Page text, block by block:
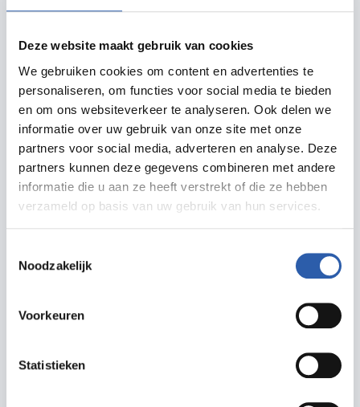
Deze website maakt gebruik van cookies
We gebruiken cookies om content en advertenties te
personaliseren, om functies voor social media te bieden
en om ons websiteverkeer te analyseren. Ook delen we
informatie over uw gebruik van onze site met onze
partners voor social media, adverteren en analyse. Deze
partners kunnen deze gegevens combineren met andere
informatie die u aan ze heeft verstrekt of die ze hebben
verzameld op basis van uw gebruik van hun services.
Noodzakelijk
Voorkeuren
Statistieken
Actief,Muziek
DJ Castello
Vandaag
Gratis
19:00 - 20:00 uur
Kinderen,Zomervakantie 08 aug
09:00 - 15:00 uur